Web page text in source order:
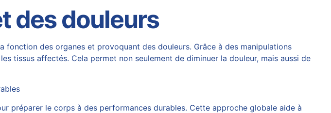
des douleurs
fonction des organes et provoquant des douleurs. Grâce à des manipulations
tissus affectés. Cela permet non seulement de diminuer la douleur, mais aussi de
préparer le corps à des performances durables. Cette approche globale aide à